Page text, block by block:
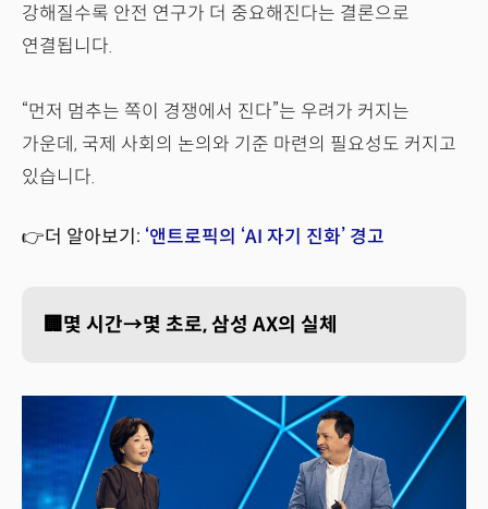
강해질수록 안전 연구가 더 중요해진다는 결론으로
연결됩니다.
“먼저 멈추는 쪽이 경쟁에서 진다”는 우려가 커지는
가운데, 국제 사회의 논의와 기준 마련의 필요성도 커지고
있습니다.
👉더 알아보기: ‘앤트로픽의 ‘AI 자기 진화’ 경고
🏢몇 시간→몇 초로, 삼성 AX의 실체